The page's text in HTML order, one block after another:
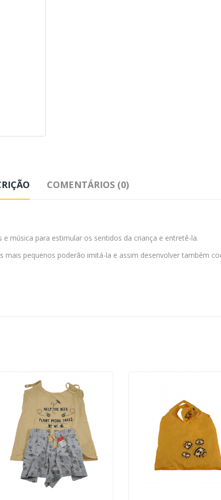
COMENTÁRIOS (0)
música para estimular os sentidos da criança e entretê-la.
pequenos poderão imitá-la e assim desenvolver também